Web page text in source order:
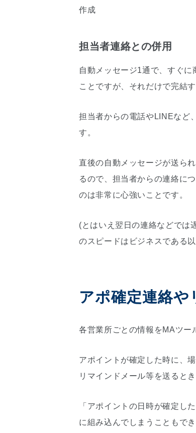
作成
担当者連絡との併用
自動メッセージ1通で、すぐ
ことですが、それだけで完結
担当者からの電話やLINEなど
す。
直後の自動メッセージが送ら
るので、担当者からの連絡に
のは非常に心強いことです。
(とはいえ翌日の連絡などでは
のスピードはビジネスである
アポ確定連絡や
各営業所ごとの情報をMAツー
アポイントが確定した時に、
リマインドメール等を送ると
「アポイントの日時が確定し
に組み込んでしまうこともで